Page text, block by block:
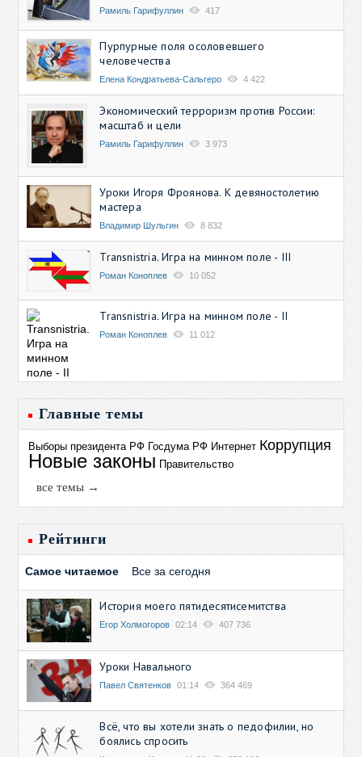
Рамиль Гарифуллин 417
Пурпурные поля осоловевшего
человечества
Елена Кондратьева-Сальгеро 4 422
Экономический терроризм против России:
масштаб и цели
Рамиль Гарифуллин 3 973
Уроки Игоря Фроянова. К девяностолетию
мастера
Владимир Шульгин 8 832
Transnistria. Игра на минном поле - III
Роман Коноплев 10 052
Transnistria. Игра на минном поле - II
Роман Коноплев 11 012
Главные темы
Выборы президента РФ Госдума РФ Интернет Коррупция
Новые законы Правительство
все темы →
Рейтинги
Самое читаемое Все за сегодня
История моего пятидесятисемитства
Егор Холмогоров 02:14 407 736
Уроки Навального
Павел Святенков 01:14 364 469
Всё, что вы хотели знать о педофилии, но
боялись спросить